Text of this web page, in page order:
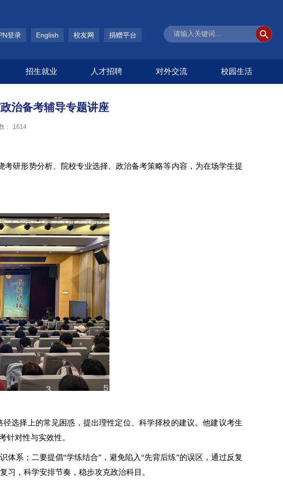
登录 English 校友网 捐赠平台
招生就业 人才招聘 对外交流 校园生活
治备考辅导专题讲座
： 1614
研形势分析、院校专业选择、政治备考策略等内容，为在场学生提
选择上的常见困惑，提出理性定位、科学择校的建议。他建议考生
针对性与实效性。
体系；二要提倡“学练结合”，避免陷入“先背后练”的误区，通过反复
习，科学安排节奏，稳步攻克政治科目。